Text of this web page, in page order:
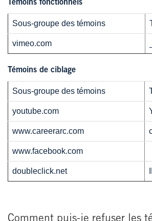
Témoins fonctionnels
Sous-groupe des témoins
vimeo.com
Témoins de ciblage
Sous-groupe des témoins
youtube.com
www.careerarc.com
www.facebook.com
doubleclick.net